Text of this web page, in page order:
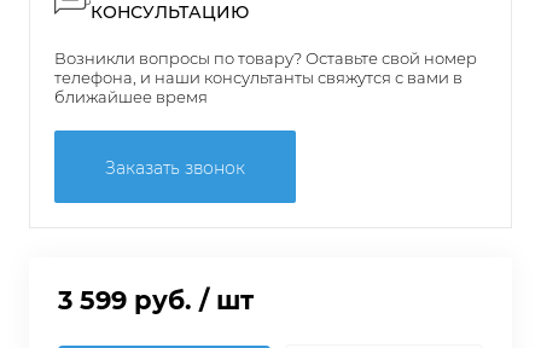
КОНСУЛЬТАЦИЮ
Возникли вопросы по товару? Оставьте свой номер
телефона, и наши консультанты свяжутся с вами в
ближайшее время
Заказать звонок
3 599 руб. / шт